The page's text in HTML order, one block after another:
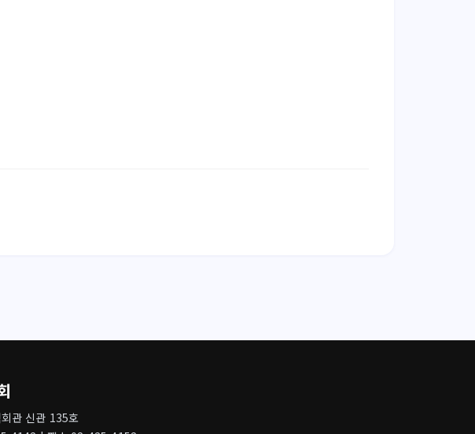
관 신관 135호